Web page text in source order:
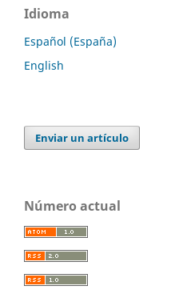
Idioma
Español (España)
English
Enviar un artículo
Número actual